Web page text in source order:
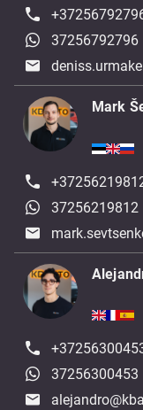
37256792796
Mark
37256219812
37256300453